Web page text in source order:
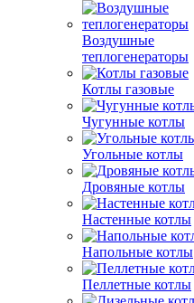
Воздушные
теплогенераторы
Котлы газовые
Чугунные котлы
Угольные котлы
Дровяные котлы
Настенные котлы
Напольные котлы
Пеллетные котлы